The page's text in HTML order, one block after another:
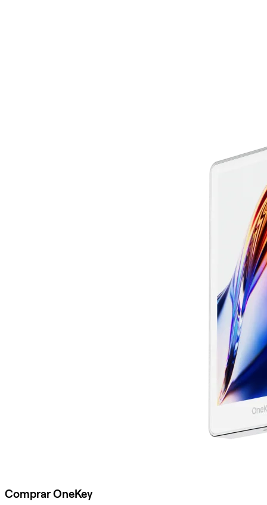
Comprar OneKey